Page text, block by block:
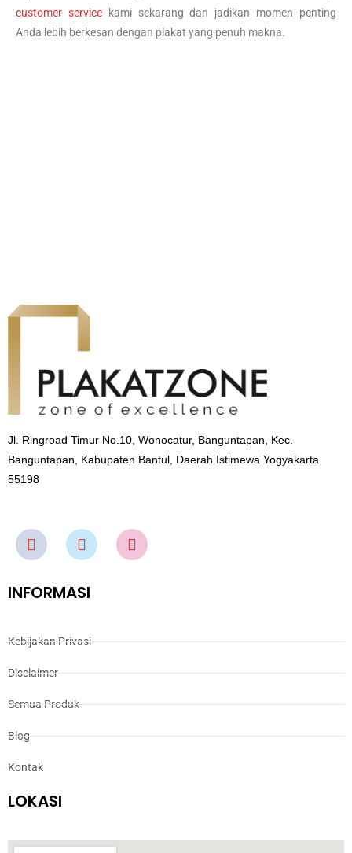
customer servicekami sekarang dan jadikan momen penting
Anda lebih berkesan dengan plakat yang penuh makna.
Jl. Ringroad Timur No.10, Wonocatur, Banguntapan, Kec.
Banguntapan, Kabupaten Bantul, Daerah Istimewa Yogyakarta
55198
INFORMASI
Kebijakan Privasi
Disclaimer
Semua Produk
Blog
Kontak
LOKASI